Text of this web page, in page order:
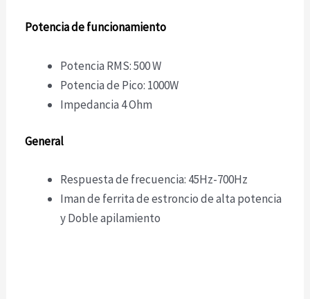
Potencia de funcionamiento
Potencia RMS: 500 W
Potencia de Pico: 1000W
Impedancia 4 Ohm
General
Respuesta de frecuencia: 45Hz-700Hz
Iman de ferrita de estroncio de alta potencia
y Doble apilamiento